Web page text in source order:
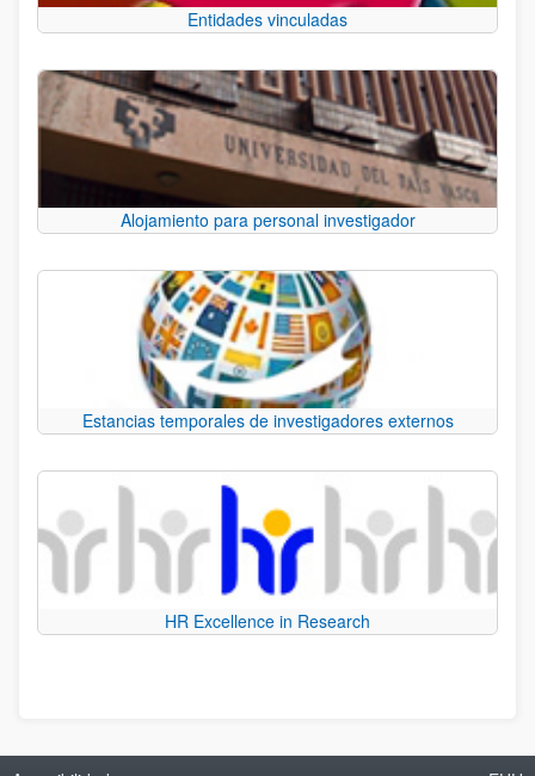
Entidades vinculadas
Alojamiento para personal investigador
Estancias temporales de investigadores externos
HR Excellence in Research